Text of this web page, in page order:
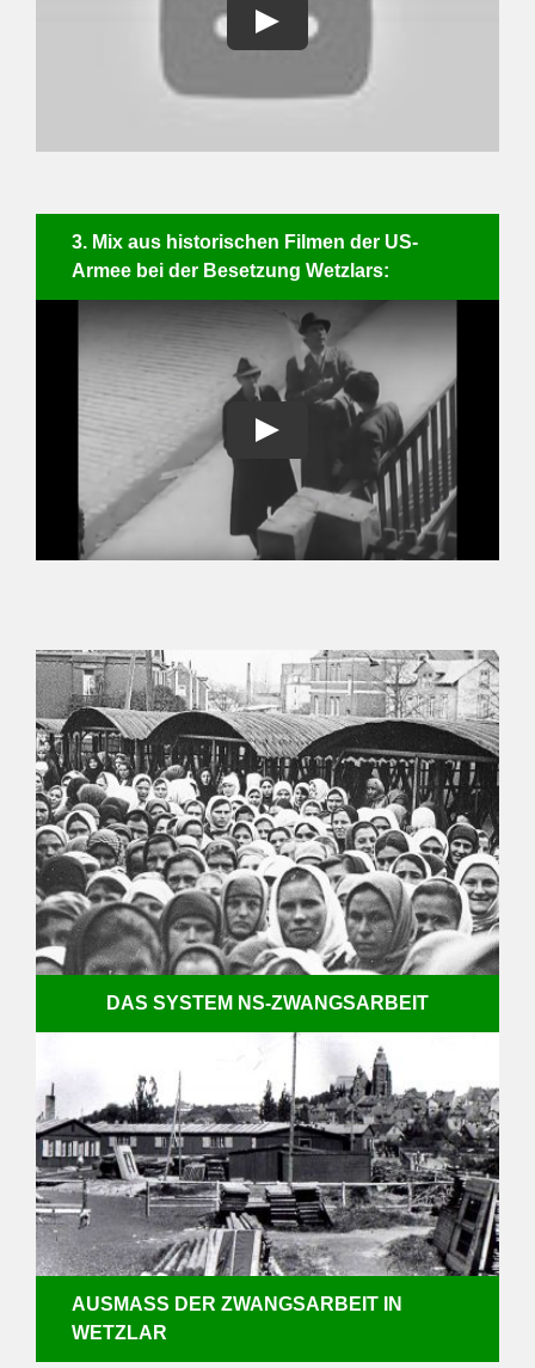
3. Mix aus historischen Filmen der US-
Armee bei der Besetzung Wetzlars:
DAS SYSTEM NS-ZWANGSARBEIT
AUSMASS DER ZWANGSARBEIT IN W
ETZLAR